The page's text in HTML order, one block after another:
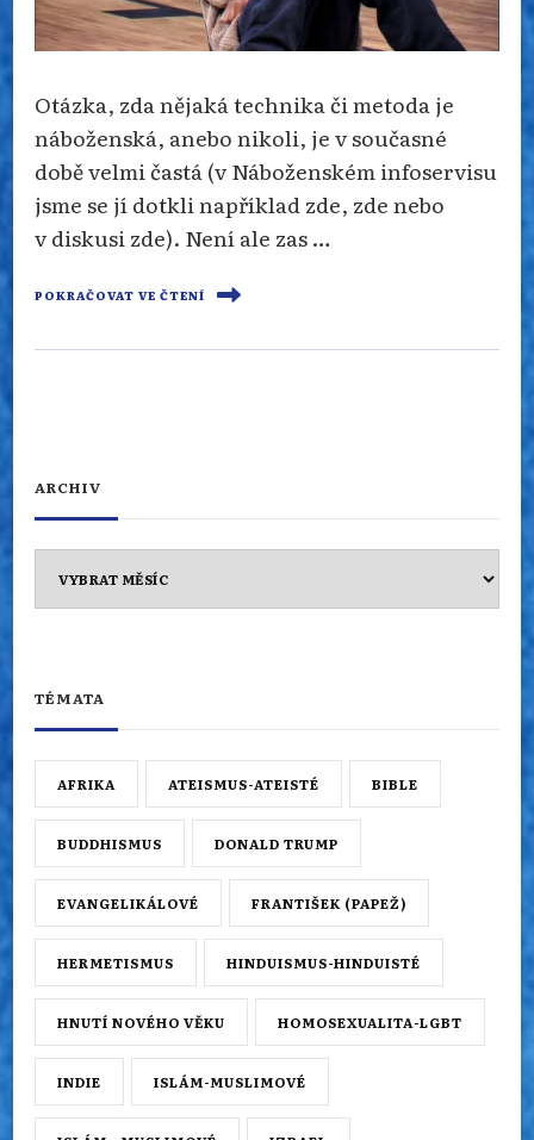
Otázka, zda nějaká technika či metoda je
náboženská, anebo nikoli, je v současné
době velmi častá (v Náboženském infoservisu
jsme se jí dotkli například zde, zde nebo
v diskusi zde). Není ale zas …
POKRAČOVAT VE ČTENÍ
ARCHIV
TÉMATA
AFRIKA ATEISMUS-ATEISTÉ BIBLE
BUDDHISMUS DONALD TRUMP
EVANGELIKÁLOVÉ FRANTIŠEK (PAPEŽ)
HERMETISMUS HINDUISMUS-HINDUISTÉ
HNUTÍ NOVÉHO VĚKU HOMOSEXUALITA-LGBT
INDIE ISLÁM-MUSLIMOVÉ